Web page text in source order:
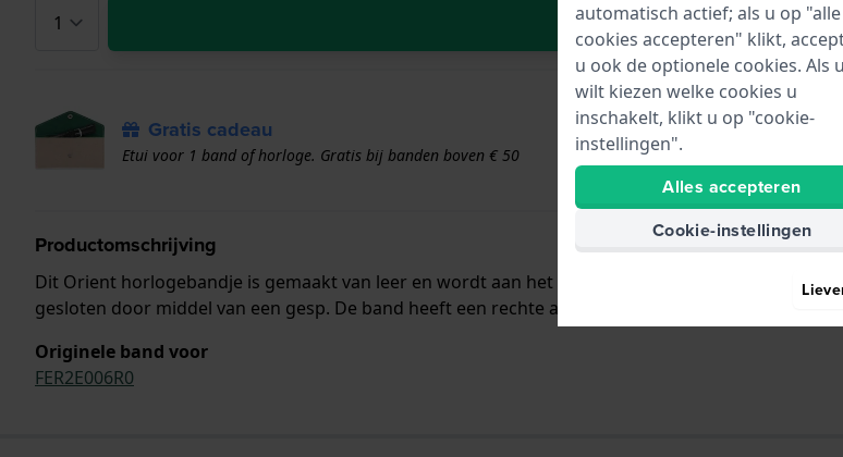
In Winkelwagen
Gratis cadeau
Etui voor 1 band of horloge. Gratis bij banden boven € 50
Productomschrijving
Dit Orient horlogebandje is gemaakt van leer en wordt aan het horloge bevestigd door middel
gesloten door middel van een gesp. De band heeft een rechte aanzet wat betekent dat deze
Originele band voor
FER2E006R0
automatisch actief; als u op "alle
cookies accepteren" klikt,
u ook de optionele cookies. Als
wilt kiezen welke cookies u
inschakelt, klikt u op "cookie-
instellingen".
Alles accepteren
Cookie-instellingen